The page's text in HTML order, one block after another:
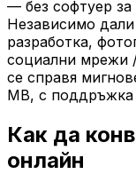
— без софтуер за
Независимо дали
разработка,
социални мрежи
се справя
MB, с поддръжка
Как да
онлайн